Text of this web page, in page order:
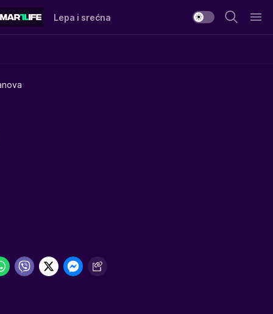
Lepa i srećna